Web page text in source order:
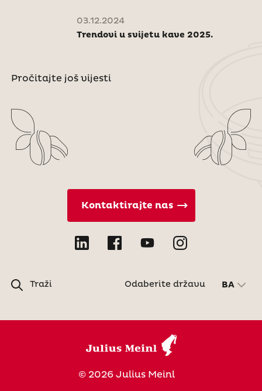
03.12.2024
Trendovi u svijetu kave 2025.
Pročitajte još vijesti
Traži
Kontaktirajte nas
Odaberite državu BA
© 2026 Julius Meinl